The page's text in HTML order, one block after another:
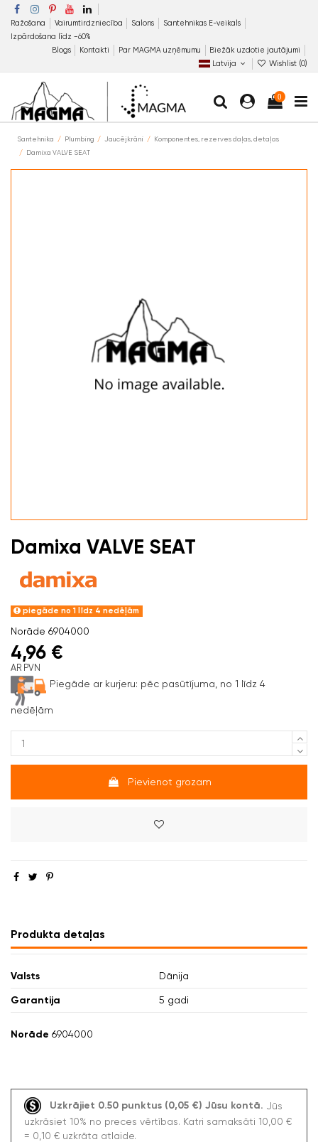
Ražošana Vairumtirdzniecība Salons
Santehnikas E-veikals
Izpārdošana līdz −60%
Blogs
Kontakti Par MAGMA uzņēmumu
Biežāk uzdotie jautājumi
Latvija
Wishlist (0)
0
Santehnika Plumbing Jaucējkrāni
Komponentes, rezerves daļas, detaļas
Damixa VALVE SEAT
Damixa VALVE SEAT
piegāde no 1 līdz 4 nedēļām
Norāde 6904000
4,96 €
AR PVN
Piegāde ar kurjeru: pēc pasūtījuma, no 1 līdz 4
nedēļām
Pievienot grozam
Produkta detaļas
Valsts Dānija
Garantija 5 gadi
Norāde 6904000
Uzkrājiet 0.50 punktus (0,05 €) Jūsu kontā. Jūs
uzkrāsiet 10% no preces vērtības. Katri samaksāti 10,00 €
= 0,10 € uzkrāta atlaide.